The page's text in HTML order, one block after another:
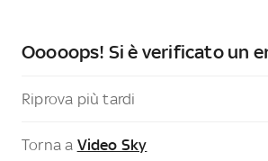
Ooooops! Si è verificato un
Riprova più tardi
Torna a Video Sky